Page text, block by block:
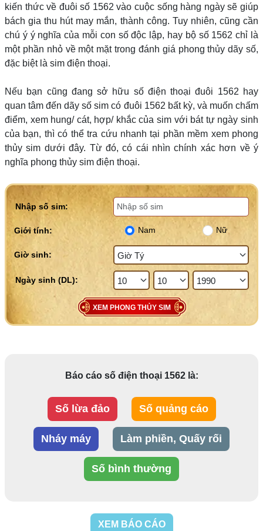
kiến thức về đuôi số 1562 vào cuộc sống hàng ngày sẽ giúp
bách gia thu hút may mắn, thành công. Tuy nhiên, cũng cần
chú ý ý nghĩa của mỗi con số độc lập, hay bộ số 1562 chỉ là
một phần nhỏ về một mặt trong đánh giá phong thủy dãy số,
đặc biệt là sim điện thoại.
Nếu bạn cũng đang sở hữu số điện thoại đuôi 1562 hay
quan tâm đến dãy số sim có đuôi 1562 bất kỳ, và muốn chấm
điểm, xem hung/ cát, hợp/ khắc của sim với bát tự ngày sinh
của bạn, thì có thể tra cứu nhanh tại phần mềm xem phong
thủy sim dưới đây. Từ đó, có cái nhìn chính xác hơn về ý
nghĩa phong thủy sim điện thoại.
Nhập số sim:
Giới tính: Nam Nữ
Giờ sinh:
XEM PHONG THỦY SIM
Báo cáo số điện thoại 1562 là:
Số lừa đảo Số quảng cáo
Nháy máy Làm phiền, Quấy rối
Số bình thường
XEM BÁO CÁO